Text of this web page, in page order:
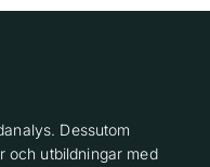
Dessutom
och utbildningar med